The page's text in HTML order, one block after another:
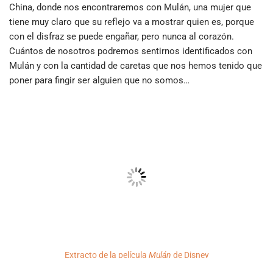
China, donde nos encontraremos con Mulán, una mujer que
tiene muy claro que su reflejo va a mostrar quien es, porque
con el disfraz se puede engañar, pero nunca al corazón.
Cuántos de nosotros podremos sentirnos identificados con
Mulán y con la cantidad de caretas que nos hemos tenido que
poner para fingir ser alguien que no somos…
Extracto de la película Mulán de Disney